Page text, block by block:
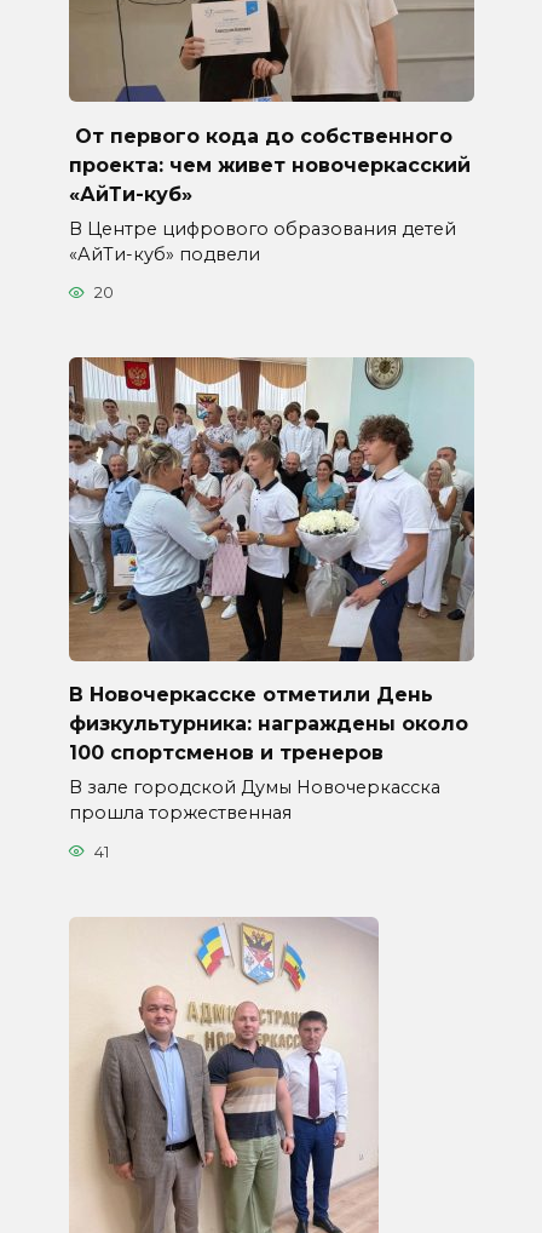
От первого кода до собственного
проекта: чем живет новочеркасский
«АйТи-куб»
В Центре цифрового образования детей
«АйТи-куб» подвели
20
В Новочеркасске отметили День
физкультурника: награждены около
100 спортсменов и тренеров
В зале городской Думы Новочеркасска
прошла торжественная
41